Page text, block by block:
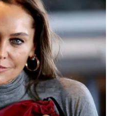
olan çerezler bilgi
amacıyla
sitemizin daha işlevsel
ve sizlere yönelik
yapılması, amaçlarıyla
kullanılacaktır.
yer alan panel
ilişkin detaylı bilgi